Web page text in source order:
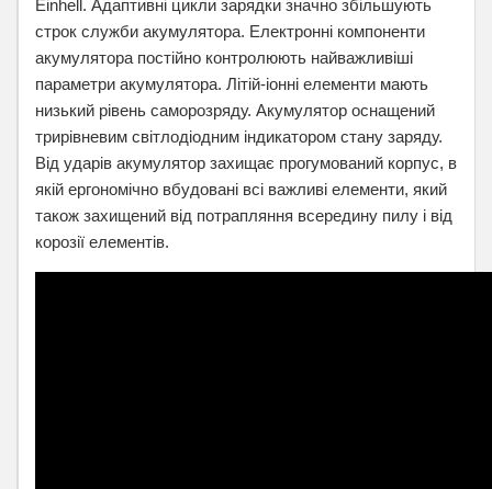
Einhell. Адаптивні цикли зарядки значно збільшують
строк служби акумулятора. Електронні компоненти
акумулятора постійно контролюють найважливіші
параметри акумулятора. Літій-іонні елементи мають
низький рівень саморозряду. Акумулятор оснащений
трирівневим світлодіодним індикатором стану заряду.
Від ударів акумулятор захищає прогумований корпус, в
якій ергономічно вбудовані всі важливі елементи, який
також захищений від потрапляння всередину пилу і від
корозії елементів.